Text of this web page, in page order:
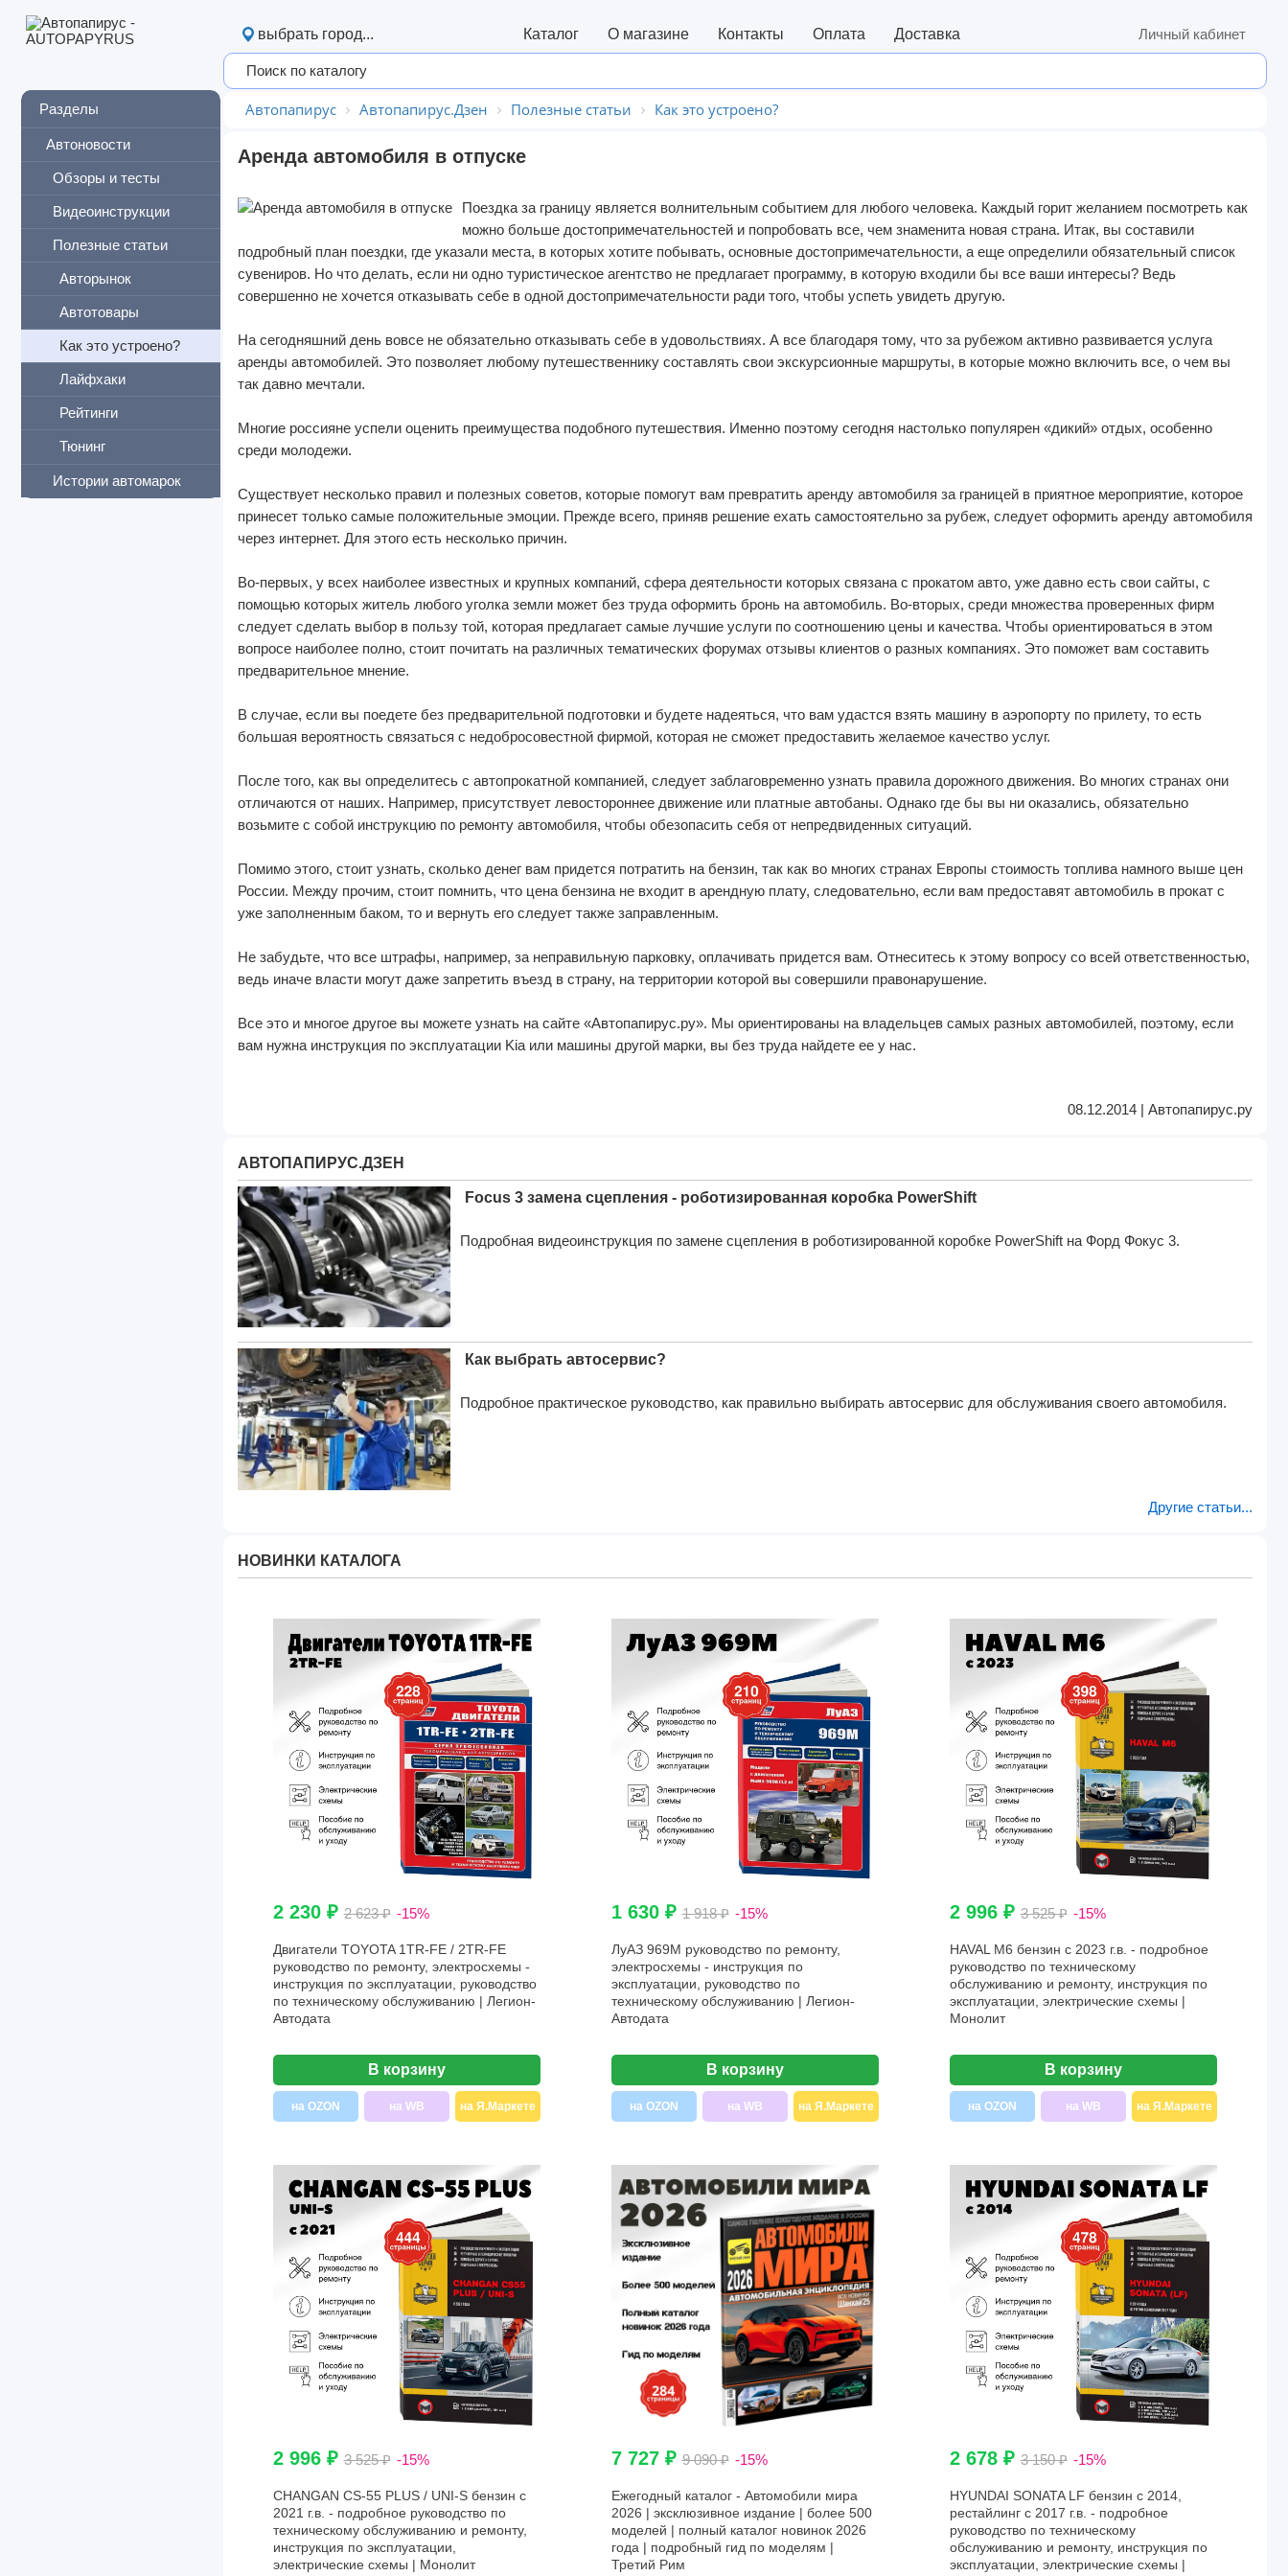
Разделы
Автоновости
Обзоры и тесты
Видеоинструкции
Полезные статьи
Авторынок
Автотовары
Как это устроено?
Лайфхаки
Рейтинги
Тюнинг
Истории автомарок
выбрать город... Каталог О магазине Контакты Оплата Доставка Личный кабинет
Автопапирус Автопапирус.Дзен Полезные статьи Как это устроено?
Аренда автомобиля в отпуске
Поездка за границу является волнительным событием для любого человека. Каждый горит желанием посмотреть как
можно больше достопримечательностей и попробовать все, чем знаменита новая страна. Итак, вы составили
подробный план поездки, где указали места, в которых хотите побывать, основные достопримечательности, а еще определили обязательный список
сувениров. Но что делать, если ни одно туристическое агентство не предлагает программу, в которую входили бы все ваши интересы? Ведь
совершенно не хочется отказывать себе в одной достопримечательности ради того, чтобы успеть увидеть другую.
На сегодняшний день вовсе не обязательно отказывать себе в удовольствиях. А все благодаря тому, что за рубежом активно развивается услуга
аренды автомобилей. Это позволяет любому путешественнику составлять свои экскурсионные маршруты, в которые можно включить все, о чем вы
так давно мечтали.
Многие россияне успели оценить преимущества подобного путешествия. Именно поэтому сегодня настолько популярен «дикий» отдых, особенно
среди молодежи.
Существует несколько правил и полезных советов, которые помогут вам превратить аренду автомобиля за границей в приятное мероприятие, которое
принесет только самые положительные эмоции. Прежде всего, приняв решение ехать самостоятельно за рубеж, следует оформить аренду автомобиля
через интернет. Для этого есть несколько причин.
Во-первых, у всех наиболее известных и крупных компаний, сфера деятельности которых связана с прокатом авто, уже давно есть свои сайты, с
помощью которых житель любого уголка земли может без труда оформить бронь на автомобиль. Во-вторых, среди множества проверенных фирм
следует сделать выбор в пользу той, которая предлагает самые лучшие услуги по соотношению цены и качества. Чтобы ориентироваться в этом
вопросе наиболее полно, стоит почитать на различных тематических форумах отзывы клиентов о разных компаниях. Это поможет вам составить
предварительное мнение.
В случае, если вы поедете без предварительной подготовки и будете надеяться, что вам удастся взять машину в аэропорту по прилету, то есть
большая вероятность связаться с недобросовестной фирмой, которая не сможет предоставить желаемое качество услуг.
После того, как вы определитесь с автопрокатной компанией, следует заблаговременно узнать правила дорожного движения. Во многих странах они
отличаются от наших. Например, присутствует левостороннее движение или платные автобаны. Однако где бы вы ни оказались, обязательно
возьмите с собой инструкцию по ремонту автомобиля, чтобы обезопасить себя от непредвиденных ситуаций.
Помимо этого, стоит узнать, сколько денег вам придется потратить на бензин, так как во многих странах Европы стоимость топлива намного выше цен
России. Между прочим, стоит помнить, что цена бензина не входит в арендную плату, следовательно, если вам предоставят автомобиль в прокат с
уже заполненным баком, то и вернуть его следует также заправленным.
Не забудьте, что все штрафы, например, за неправильную парковку, оплачивать придется вам. Отнеситесь к этому вопросу со всей ответственностью,
ведь иначе власти могут даже запретить въезд в страну, на территории которой вы совершили правонарушение.
Все это и многое другое вы можете узнать на сайте «Автопапирус.ру». Мы ориентированы на владельцев самых разных автомобилей, поэтому, если
вам нужна инструкция по эксплуатации Kia или машины другой марки, вы без труда найдете ее у нас.
08.12.2014 | Автопапирус.ру
АВТОПАПИРУС.ДЗЕН
Focus 3 замена сцепления - роботизированная коробка PowerShift
Подробная видеоинструкция по замене сцепления в роботизированной коробке PowerShift на Форд Фокус 3.
Как выбрать автосервис?
Подробное практическое руководство, как правильно выбирать автосервис для обслуживания своего автомобиля.
Другие статьи...
НОВИНКИ КАТАЛОГА
2 230 ₽2 623 ₽ -15%
Двигатели TOYOTA 1TR-FE / 2TR-FE
руководство по ремонту, электросхемы -
инструкция по эксплуатации, руководство
по техническому обслуживанию | Легион-
Aвтодата
В корзину
на OZON на WB на Я.Маркете
1 630 ₽1 918 ₽ -15%
ЛуАЗ 969М руководство по ремонту,
электросхемы - инструкция по
эксплуатации, руководство по
техническому обслуживанию | Легион-
Автодата
В корзину
на OZON на WB на Я.Маркете
2 996 ₽3 525 ₽ -15%
HAVAL M6 бензин с 2023 г.в. - подробное
руководство по техническому
обслуживанию и ремонту, инструкция по
эксплуатации, электрические схемы |
Монолит
В корзину
на OZON на WB на Я.Маркете
2 996 ₽3 525 ₽ -15%
CHANGAN CS-55 PLUS / UNI-S бензин с
2021 г.в. - подробное руководство по
техническому обслуживанию и ремонту,
инструкция по эксплуатации,
электрические схемы | Монолит
7 727 ₽9 090 ₽ -15%
Ежегодный каталог - Автомобили мира
2026 | эксклюзивное издание | более 500
моделей | полный каталог новинок 2026
года | подробный гид по моделям |
Третий Рим
2 678 ₽3 150 ₽ -15%
HYUNDAI SONATA LF бензин с 2014,
рестайлинг с 2017 г.в. - подробное
руководство по техническому
обслуживанию и ремонту, инструкция по
эксплуатации, электрические схемы |